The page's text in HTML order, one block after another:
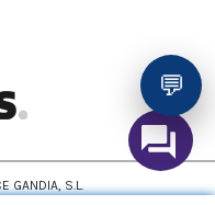
💬
GANDIA, S.L.